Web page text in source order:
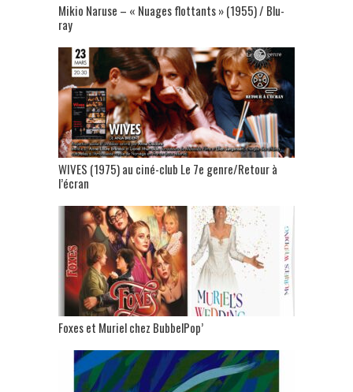
Mikio Naruse – « Nuages flottants » (1955) / Blu-
ray
WIVES (1975) au ciné-club Le 7e genre/Retour à
l’écran
Foxes et Muriel chez BubbelPop’